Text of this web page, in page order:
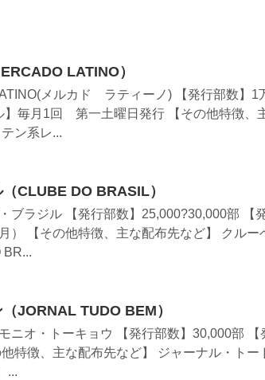
LATINO）
メルカド ラティーノ) 【発行部数】1
】毎月1回 第一土曜日発行 【その他特徴、
ン系レ...
CLUBE DO BRASIL）
ブラジル 【発行部数】25,000?30,000部 【
） 【その他特徴、主な配布先など】 クルー
BR...
JORNAL TUDO BEM）
ニオ・トーキョウ 【発行部数】30,000部 【
特徴、主な配布先など】 ジャーナル・トー
...